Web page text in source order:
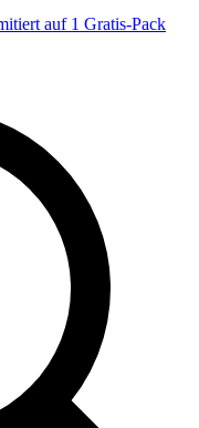
auf 1 Gratis-Pack